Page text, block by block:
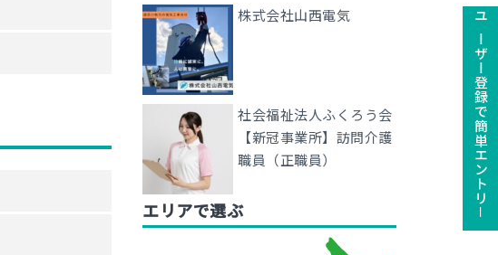
ユーザー登録で簡単エントリ－
株式会社山西電気
社会福祉法人ふくろう会
【新冠事業所】訪問介護
職員（正職員）
エリアで選ぶ